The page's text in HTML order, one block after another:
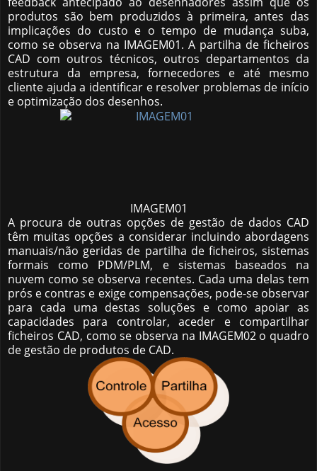
produtos são bem produzidos à primeira, antes das
implicações do custo e o tempo de mudança suba,
como se observa na IMAGEM01. A partilha de ficheiros
CAD com outros técnicos, outros departamentos da
estrutura da empresa, fornecedores e até mesmo
cliente ajuda a identificar e resolver problemas de início
e optimização dos desenhos.
IMAGEM01
A procura de outras opções de gestão de dados CAD
têm muitas opções a considerar incluindo abordagens
manuais/não geridas de partilha de ficheiros, sistemas
formais como PDM/PLM, e sistemas baseados na
nuvem como se observa recentes. Cada uma delas tem
prós e contras e exige compensações, pode-se observar
para cada uma destas soluções e como apoiar as
capacidades para controlar, aceder e compartilhar
ficheiros CAD, como se observa na IMAGEM02 o quadro
de gestão de produtos de CAD.